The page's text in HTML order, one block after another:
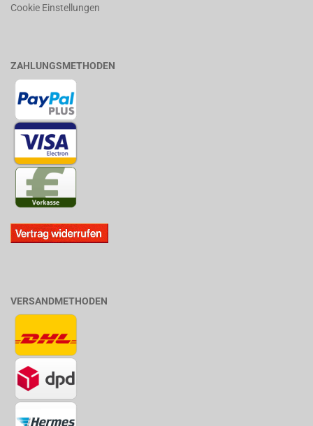
Cookie Einstellungen
ZAHLUNGSMETHODEN
VERSANDMETHODEN